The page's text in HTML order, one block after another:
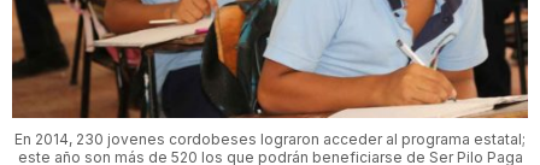
En 2014, 230 jovenes cordobeses lograron acceder al programa estatal;
este año son más de 520 los que podrán beneficiarse de Ser Pilo Paga